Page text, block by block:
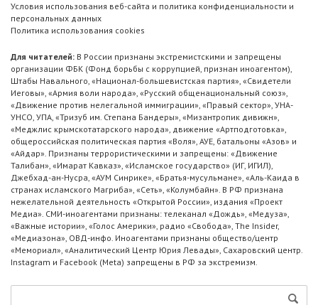
Условия использования веб-сайта и политика конфиденциальности и
персональных данных
Политика использования cookies
Для читателей: В России признаны экстремистскими и запрещены
организации ФБК (Фонд борьбы с коррупцией, признан иноагентом),
Штабы Навального, «Национал-большевистская партия», «Свидетели
Иеговы», «Армия воли народа», «Русский общенациональный союз»,
«Движение против нелегальной иммиграции», «Правый сектор», УНА-
УНСО, УПА, «Тризуб им. Степана Бандеры», «Мизантропик дивижн»,
«Меджлис крымскотатарского народа», движение «Артподготовка»,
общероссийская политическая партия «Воля», АУЕ, батальоны «Азов» и
«Айдар». Признаны террористическими и запрещены: «Движение
Талибан», «Имарат Кавказ», «Исламское государство» (ИГ, ИГИЛ),
Джебхад-ан-Нусра, «АУМ Синрике», «Братья-мусульмане», «Аль-Каида в
странах исламского Магриба», «Сеть», «Колумбайн». В РФ признана
нежелательной деятельность «Открытой России», издания «Проект
Медиа». СМИ-иноагентами признаны: телеканал «Дождь», «Медуза»,
«Важные истории», «Голос Америки», радио «Свобода», The Insider,
«Медиазона», ОВД-инфо. Иноагентами признаны общество/центр
«Мемориал», «Аналитический Центр Юрия Левады», Сахаровский центр.
Instagram и Facebook (Metа) запрещены в РФ за экстремизм.